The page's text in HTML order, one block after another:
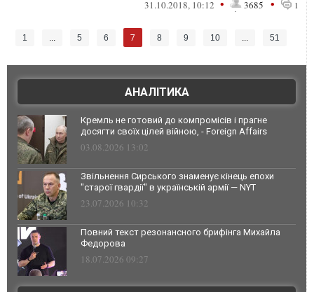
31.10.2018, 10:12 • 3685 • 1
1 ... 5 6 7 8 9 10 ... 51
АНАЛІТИКА
Кремль не готовий до компромісів і прагне
досягти своїх цілей війною, - Foreign Affairs
03.08.2026 13:02
Звільнення Сирського знаменує кінець епохи
"старої гвардії" в українській армії — NYT
23.07.2026 10:32
Повний текст резонансного брифінга Михайла
Федорова
18.07.2026 09:27